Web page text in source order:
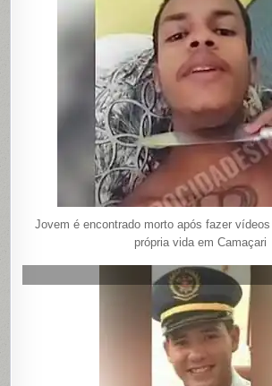
Jovem é encontrado morto após fazer
própria vida em Camaçari